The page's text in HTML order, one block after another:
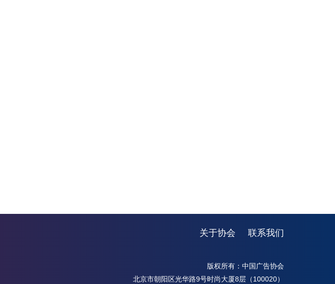
关于协会 联系我们
版权所有：中国广告协会
北京市朝阳区光华路9号时尚大厦8层（100020）